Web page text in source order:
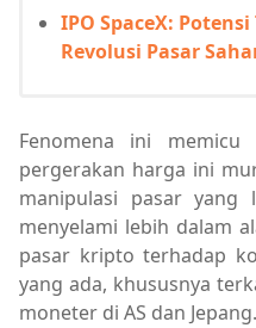
IPO SpaceX:
Revolusi Pasar
Fenomena ini memicu
pergerakan harga ini
manipulasi pasar yang
menyelami lebih dalam
pasar kripto terhadap
yang ada, khususnya
moneter di AS dan Jepang.